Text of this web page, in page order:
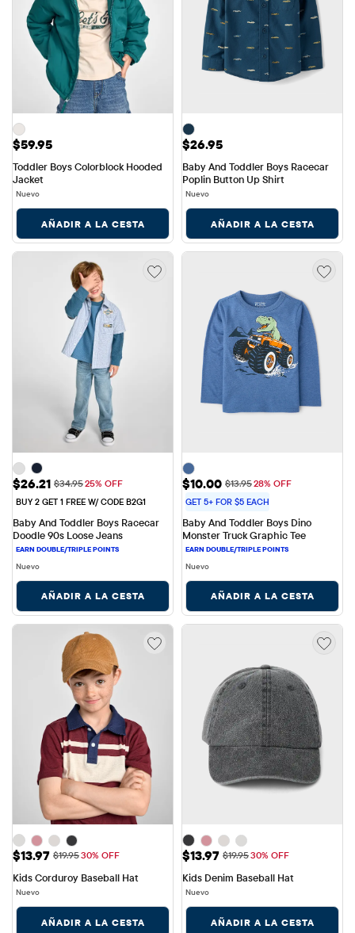
Precio: $59.95
$59.95
Toddler Boys Colorblock Hooded
Jacket
Nuevo
AÑADIR A LA CESTA
Precio: $26.95
$26.95
Baby And Toddler Boys Racecar
Poplin Button Up Shirt
Nuevo
AÑADIR A LA CESTA
Precio de venta: $26.21
$26.21
BUY 2 GET 1 FREE W/ CODE B2G1
Baby And Toddler Boys Racecar
Doodle 90s Loose Jeans
Nuevo
AÑADIR A LA CESTA
Precio de venta: $10.00
$10.00
GET 5+ FOR $5 EACH
Baby And Toddler Boys Dino
Monster Truck Graphic Tee
Nuevo
AÑADIR A LA CESTA
Precio de venta: $13.97
$13.97 Precio original: $19.95
$19.95
Kids Corduroy Baseball Hat
Nuevo
AÑADIR A LA CESTA
Precio de venta: $13.97
$13.97 Precio original: $19.95
$19.95
Kids Denim Baseball Hat
Nuevo
AÑADIR A LA CESTA